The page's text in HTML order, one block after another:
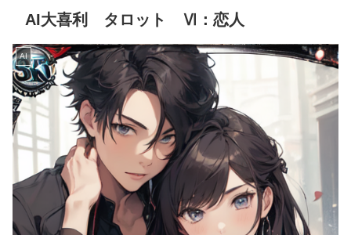
AI大喜利 タロット Ⅵ：恋人
AI